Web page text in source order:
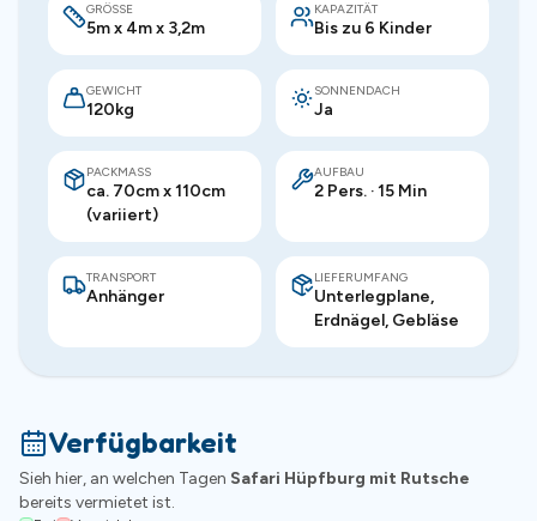
GRÖSSE
5m x 4m x 3,2m
KAPAZITÄT
Bis zu 6 Kinder
GEWICHT
120kg
SONNENDACH
Ja
PACKMASS
ca. 70cm x 110cm
(variiert)
AUFBAU
2 Pers. · 15 Min
TRANSPORT
Anhänger
LIEFERUMFANG
Unterlegplane,
Erdnägel, Gebläse
Verfügbarkeit
Sieh hier, an welchen Tagen Safari Hüpfburg mit Rutsche
bereits vermietet ist.